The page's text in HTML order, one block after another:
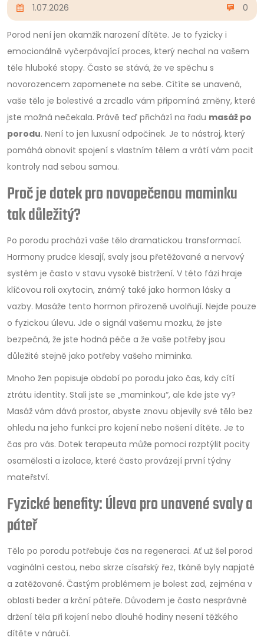
1.07.2026 0
Porod není jen okamžik narození dítěte. Je to fyzicky i
emocionálně vyčerpávající proces, který nechal na vašem
těle hluboké stopy. Často se stává, že ve spěchu s
novorozencem zapomenete na sebe. Cítíte se unavená,
vaše tělo je bolestivé a zrcadlo vám připomíná změny, které
jste možná nečekala. Právě teď přichází na řadu masáž po
porodu. Není to jen luxusní odpočinek. Je to nástroj, který
pomáhá obnovit spojení s vlastním tělem a vrátí vám pocit
kontroly nad sebou samou.
Proč je dotek pro novopečenou maminku
tak důležitý?
Po porodu prochází vaše tělo dramatickou transformací.
Hormony prudce klesají, svaly jsou přetěžované a nervový
systém je často v stavu vysoké bistržení. V této fázi hraje
klíčovou roli oxytocin, známý také jako hormon lásky a
vazby. Masáže tento hormon přirozeně uvolňují. Nejde pouze
o fyzickou úlevu. Jde o signál vašemu mozku, že jste
bezpečná, že jste hodná péče a že vaše potřeby jsou
důležité stejně jako potřeby vašeho miminka.
Mnoho žen popisuje období po porodu jako čas, kdy cítí
ztrátu identity. Stali jste se „maminkou“, ale kde jste vy?
Masáž vám dává prostor, abyste znovu objevily své tělo bez
ohledu na jeho funkci pro kojení nebo nošení dítěte. Je to
čas pro vás. Dotek terapeuta může pomoci rozptýlit pocity
osamělosti a izolace, které často provázejí první týdny
mateřství.
Fyzické benefity: Úleva pro unavené svaly a
páteř
Tělo po porodu potřebuje čas na regeneraci. Ať už šel porod
vaginální cestou, nebo skrze císařský řez, tkáně byly napjaté
a zatěžované. Častým problémem je bolest zad, zejména v
oblasti beder a krční páteře. Důvodem je často nesprávné
držení těla při kojení nebo dlouhé hodiny nesení těžkého
dítěte v náručí.